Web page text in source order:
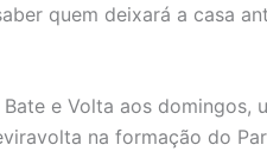
quem deixará a casa
e Volta aos domingos,
na formação do